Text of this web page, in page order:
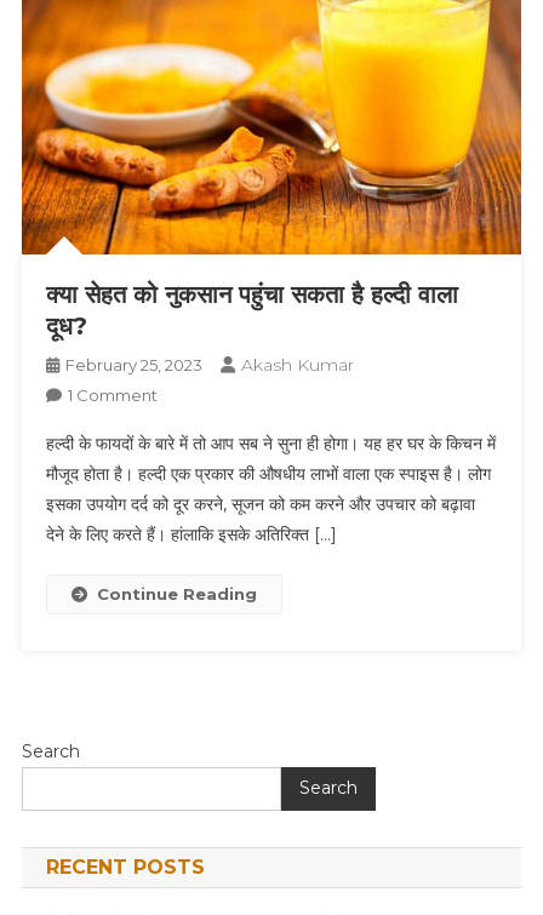
क्या सेहत को नुकसान पहुंचा सकता है हल्दी वाला
दूध?
February 25, 2023 Akash Kumar
1 CommentOn
सेहत
को
नुकसान
पहुंचा
है
हल्दी के फायदों के बारे में तो आप सब ने सुना ही होगा। यह हर घर के किचन में
मौजूद होता है। हल्दी एक प्रकार की औषधीय लाभों वाला एक स्पाइस है। लोग
इसका उपयोग दर्द को दूर करने, सूजन को कम करने और उपचार को बढ़ावा
देने के लिए करते हैं। हांलाकि इसके अतिरिक्त […]
Continue Reading
Search
Search
RECENT POSTS